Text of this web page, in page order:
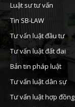
Luật sư tư vấn
Tin SB-LAW
Tư vấn luật đầu tư
Tư vấn luật đất đai
Bản tin pháp luật
Tư vấn luật dân sự
Tư vấn luật hợp đồng